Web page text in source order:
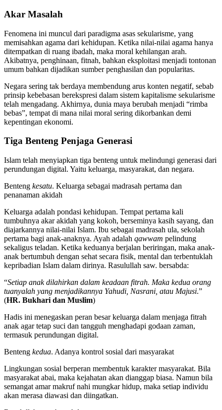
Akar Masalah
Fenomena ini muncul dari paradigma asas sekularisme, yang
memisahkan agama dari kehidupan. Ketika nilai-nilai agama hanya
ditempatkan di ruang ibadah, maka moral kehilangan arah.
Akibatnya, penghinaan, fitnah, bahkan eksploitasi menjadi tontonan
umum bahkan dijadikan sumber penghasilan dan popularitas.
Negara sering tak berdaya membendung arus konten negatif, sebab
prinsip kebebasan berekspresi dalam sistem kapitalisme sekularisme
telah mengadang. Akhirnya, dunia maya berubah menjadi “rimba
bebas”, tempat di mana nilai moral sering dikorbankan demi
kepentingan ekonomi.
Tiga Benteng Penjaga Generasi
Islam telah menyiapkan tiga benteng untuk melindungi generasi dari
perundungan digital. Yaitu keluarga, masyarakat, dan negara.
Benteng kesatu. Keluarga sebagai madrasah pertama dan
penanaman akidah
Keluarga adalah pondasi kehidupan. Tempat pertama kali
tumbuhnya akar akidah yang kokoh, berseminya kasih sayang, dan
diajarkannya nilai-nilai Islam. Ibu sebagai madrasah ula, sekolah
pertama bagi anak-anaknya. Ayah adalah qawwam pelindung
sekaligus teladan. Ketika keduanya berjalan beriringan, maka anak-
anak bertumbuh dengan sehat secara fisik, mental dan terbentuklah
kepribadian Islam dalam dirinya. Rasulullah saw. bersabda:
“Setiap anak dilahirkan dalam keadaan fitrah. Maka kedua orang
tuanyalah yang menjadikannya Yahudi, Nasrani, atau Majusi.”
(HR. Bukhari dan Muslim)
Hadis ini menegaskan peran besar keluarga dalam menjaga fitrah
anak agar tetap suci dan tangguh menghadapi godaan zaman,
termasuk perundungan digital.
Benteng kedua. Adanya kontrol sosial dari masyarakat
Lingkungan sosial berperan membentuk karakter masyarakat. Bila
masyarakat abai, maka kejahatan akan dianggap biasa. Namun bila
semangat amar makruf nahi mungkar hidup, maka setiap individu
akan merasa diawasi dan diingatkan.